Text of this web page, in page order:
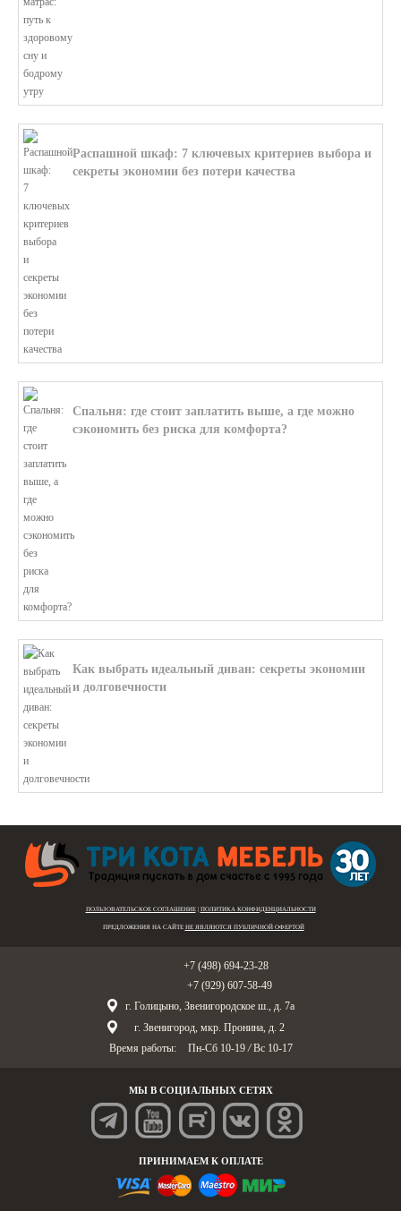
Распашной шкаф: 7 ключевых критериев выбора и
секреты экономии без потери качества
Спальня: где стоит заплатить выше, а где можно
сэкономить без риска для комфорта?
Как выбрать идеальный диван: секреты экономии
и долговечности
ПОЛЬЗОВАТЕЛЬСКОЕ СОГЛАШЕНИЕ| ПОЛИТИКА КОНФИДЕНЦИАЛЬНОСТИ
ПРЕДЛОЖЕНИЯ НА САЙТЕ НЕ ЯВЛЯЮТСЯ ПУБЛИЧНОЙ ОФЕРТОЙ
+7 (498) 694-23-28
+7 (929) 607-58-49
г. Голицыно, Звенигородское ш., д. 7а
г. Звенигород, мкр. Пронина, д. 2
Время работы:
Пн-Сб 10-19 / Вс 10-17
МЫ В СОЦИАЛЬНЫХ СЕТЯХ
ПРИНИМАЕМ К ОПЛАТЕ